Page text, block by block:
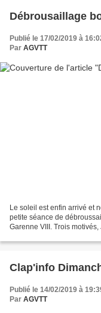
Débrousaillage
Publié le 17/02/2019 à
Par AGVTT
Le soleil est enfin arrivé et
petite séance de
Garenne VIII. Trois
Clap'info
Publié le 14/02/2019 à
Par AGVTT